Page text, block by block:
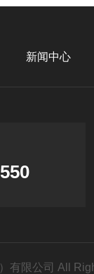
新闻中心
有限公司 All